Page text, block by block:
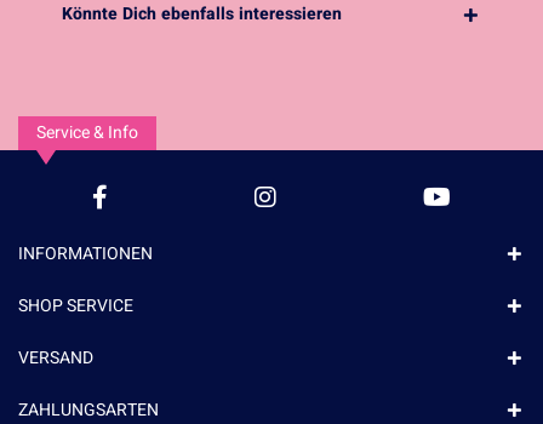
Könnte Dich ebenfalls interessieren
Service & Info
INFORMATIONEN
SHOP SERVICE
VERSAND
ZAHLUNGSARTEN